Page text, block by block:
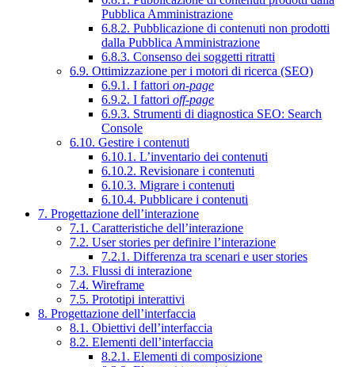
Pubblica Amministrazione
6.8.2. Pubblicazione di contenuti non prodotti
dalla Pubblica Amministrazione
6.8.3. Consenso dei soggetti ritratti
6.9. Ottimizzazione per i motori di ricerca (SEO)
6.9.1. I fattori on-page
6.9.2. I fattori off-page
6.9.3. Strumenti di diagnostica SEO: Search
Console
6.10. Gestire i contenuti
6.10.1. L’inventario dei contenuti
6.10.2. Revisionare i contenuti
6.10.3. Migrare i contenuti
6.10.4. Pubblicare i contenuti
7. Progettazione dell’interazione
7.1. Caratteristiche dell’interazione
7.2. User stories per definire l’interazione
7.2.1. Differenza tra scenari e user stories
7.3. Flussi di interazione
7.4. Wireframe
7.5. Prototipi interattivi
8. Progettazione dell’interfaccia
8.1. Obiettivi dell’interfaccia
8.2. Elementi dell’interfaccia
8.2.1. Elementi di composizione